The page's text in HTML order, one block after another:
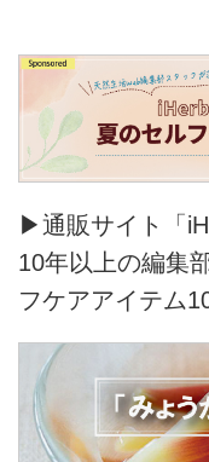
▶通販サイト「
10年以上の編集
フケアアイテム